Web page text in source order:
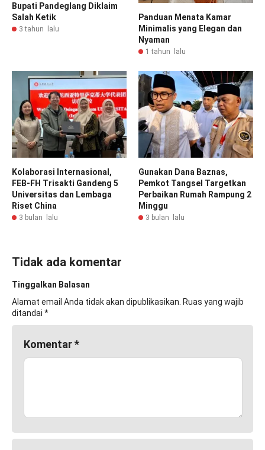
Bupati Pandeglang Diklaim
Salah Ketik
3 tahun lalu
Panduan Menata Kamar
Minimalis yang Elegan dan
Nyaman
1 tahun lalu
Kolaborasi Internasional,
FEB-FH Trisakti Gandeng 5
Universitas dan Lembaga
Riset China
3 bulan lalu
Gunakan Dana Baznas,
Pemkot Tangsel Targetkan
Perbaikan Rumah Rampung 2
Minggu
3 bulan lalu
Tidak ada komentar
Tinggalkan Balasan
Alamat email Anda tidak akan dipublikasikan. Ruas yang wajib
ditandai *
Komentar*